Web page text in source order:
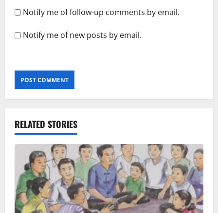
Notify me of follow-up comments by email.
Notify me of new posts by email.
RELATED STORIES